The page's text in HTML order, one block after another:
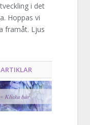
i det
Hoppas vi
framåt. Ljus